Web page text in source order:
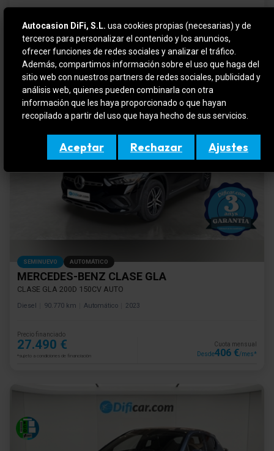
Precio financiado
15.490 €
Cuota mensual
229 €
SEMINUEVO AUTOMÁTICO
MERCEDES-BENZ CLASE GLA
CLASE GLA 200D 150CV AUTO
Diesel 90.770 km Automático 2023
Precio financiado
27.490 €
*sujeto a condiciones de financiación
Cuota mensual
Desde406 €/mes*
Autocasion DiFi, S.L. usa cookies propias (necesarias) y de
terceros para personalizar el contenido y los anuncios,
ofrecer funciones de redes sociales y analizar el tráfico.
Además, compartimos información sobre el uso que haga del
sitio web con nuestros partners de redes sociales, publicidad y
análisis web, quienes pueden combinarla con otra
información que les haya proporcionado o que hayan
recopilado a partir del uso que haya hecho de sus servicios.
Aceptar Rechazar Ajustes